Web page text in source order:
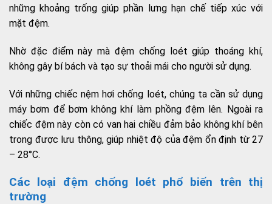
những khoảng trống giúp phần lưng hạn chế tiếp xúc với
mặt đệm.
Nhờ đặc điểm này mà đệm chống loét giúp thoáng khí,
không gây bí bách và tạo sự thoải mái cho người sử dụng.
Với những chiếc nệm hơi chống loét, chúng ta cần sử dụng
máy bơm để bơm không khí làm phồng đệm lên. Ngoài ra
chiếc đệm này còn có van hai chiều đảm bảo không khí bên
trong được lưu thông, giúp nhiệt độ của đệm ổn định từ 27
– 28°C.
Các loại đệm chống loét phổ biến trên thị
trường